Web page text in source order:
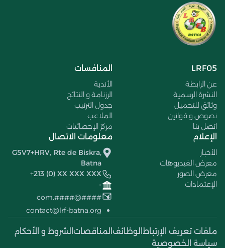
LRF05
عن الرابطة
النشرة الرسمية
وثائق للتحميل
نصوص و قوانين
اتصل بنا
المنافسات
الأندية
الرزنامة و النتائج
جدول الترتيب
الملاعب
مركز الإحصائيات
الإعلام
الأخبار
معرض الفيديوهات
معرض الصور
الإعتمادات
معلومات الاتصال
G5V7+HRV, Rte de Biskra,
Batna
+213 (0) XX XXX XXX
-
####@####.com
contact@lrf-batna.org
ملفات تعريف الإرتباط الوظائف المناقصات الشروط و الأحكام
سياسة الخصوصية